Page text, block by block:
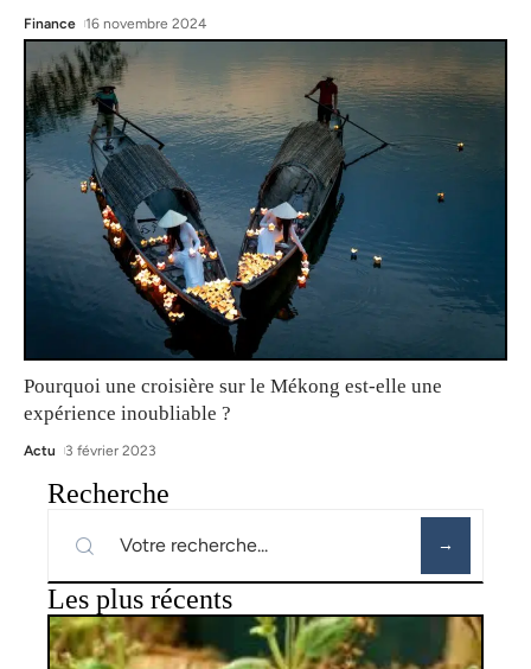
Finance 16 novembre 2024
Pourquoi une croisière sur le Mékong est-elle une
expérience inoubliable ?
Actu 3 février 2023
Recherche
Les plus récents